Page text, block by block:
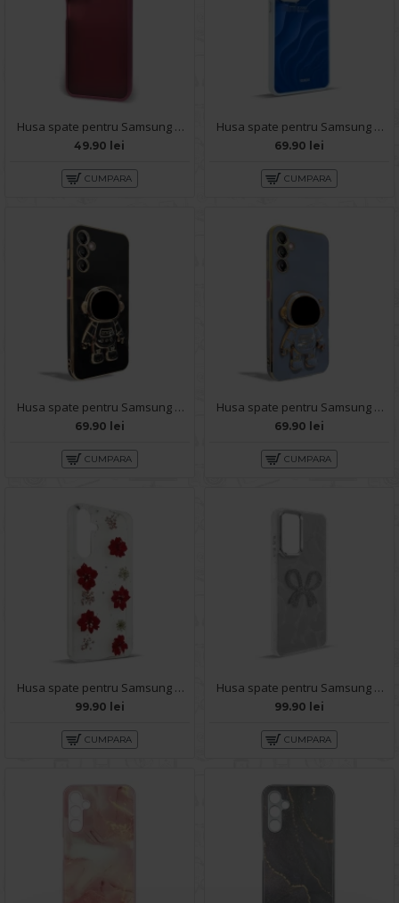
Husa spate pentru Samsung Galaxy A14 5G - Catwalk Case Visiniu
49.90 lei
CUMPARA
Husa spate pentru Samsung Galaxy A14 5G- Dun case Albastru
69.90 lei
CUMPARA
Husa spate pentru Samsung Galaxy A14 5G- Cosmo Case Negru
69.90 lei
CUMPARA
Husa spate pentru Samsung Galaxy A14 5G - Cosmo Case Bleu
69.90 lei
CUMPARA
Husa spate pentru Samsung Galaxy A14 5G- Natural case
99.90 lei
CUMPARA
Husa spate pentru Samsung Galaxy A14 5G - KOOL Case
99.90 lei
CUMPARA